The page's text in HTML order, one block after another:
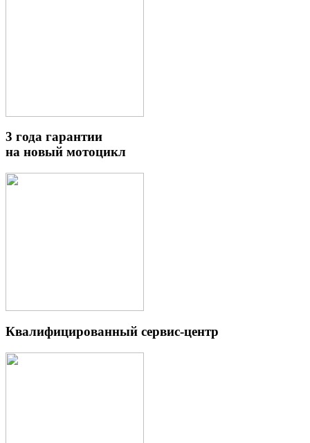
3 года гарантии
на новый мотоцикл
Квалифицированный сервис-центр